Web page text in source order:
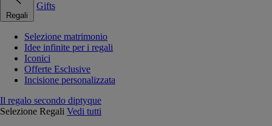
Regali
Gifts
Selezione matrimonio
Idee infinite per i regali
Iconici
Offerte Esclusive
Incisione personalizzata
Il regalo secondo diptyque
Selezione Regali Vedi tutti